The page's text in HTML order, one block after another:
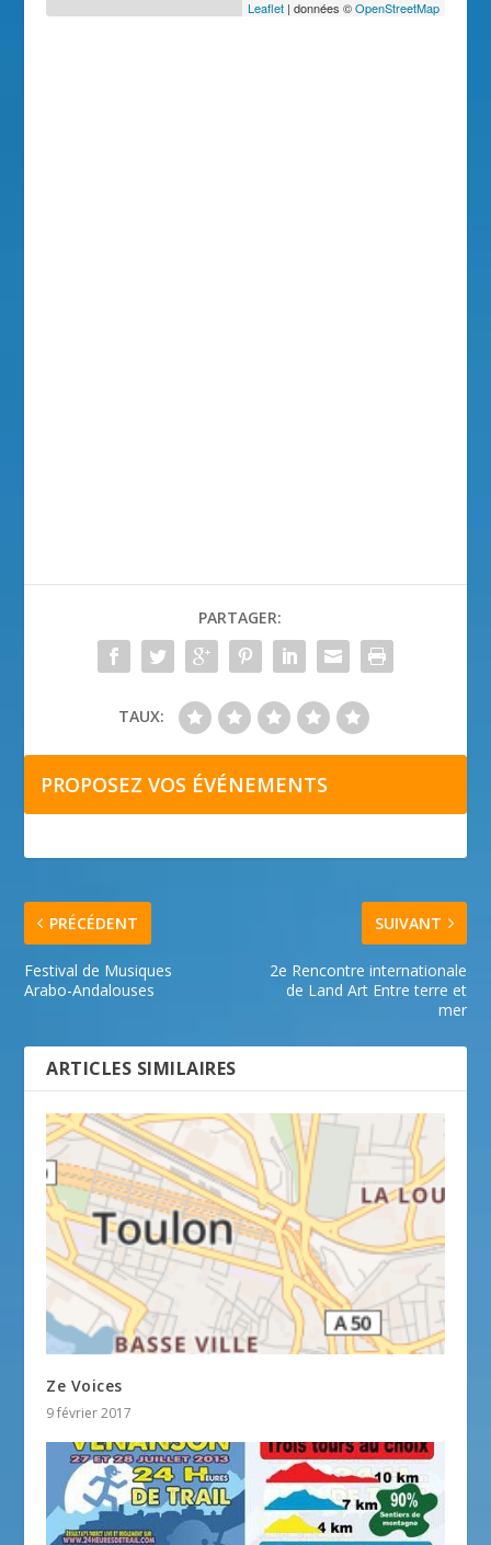
Leaflet| données ©OpenStreetMap
PARTAGER:
TAUX:
PROPOSEZ VOS ÉVÉNEMENTS
PRÉCÉDENT
Festival de Musiques
Arabo-Andalouses
SUIVANT
2e Rencontre internationale
de Land Art Entre terre et
mer
ARTICLES SIMILAIRES
Ze Voices
9 février 2017